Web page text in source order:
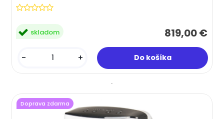
819,00 €
skladom
- +
Doprava zdarma